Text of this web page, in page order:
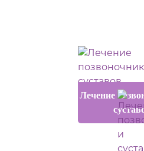
Лечение